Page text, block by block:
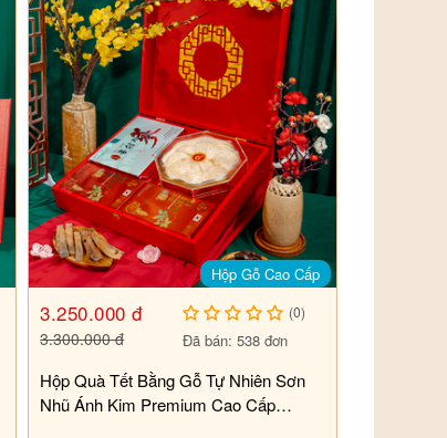
Hộp Gỗ Cao Cấp
3.250.000 đ
3.300.000 đ
(0)
Đã bán: 538 đơn
Hộp Quà Tết Bằng Gỗ Tự Nhiên Sơn
Nhũ Ánh Kim Premium Cao Cấp